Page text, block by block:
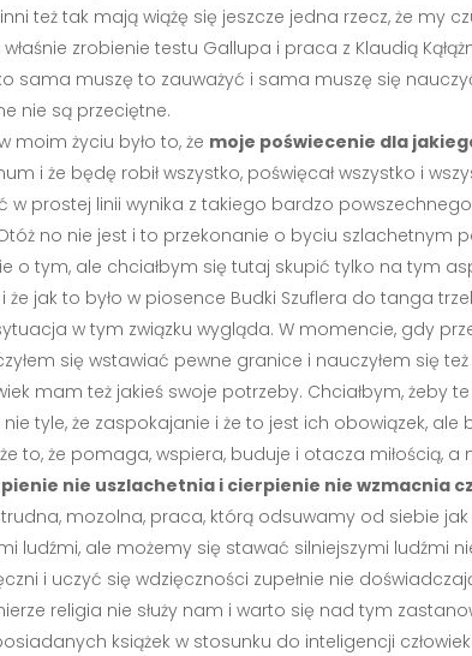
też tak mają wiążę się jeszcze jedna rzecz, że my
zrobienie testu Gallupa i praca z Klaudią
sama muszę to zauważyć i sama muszę się
nie są przeciętne.
moim życiu było to, że moje poświecenie dla
i że będę robił wszystko, poświęcał wszystko i
prostej linii wynika z takiego bardzo
no nie jest i to przekonanie o byciu szlachetnym
tym, ale chciałbym się tutaj skupić tylko na tym
jak to było w piosence Budki Szuflera do tanga
w tym związku wygląda. W momencie, gdy
się wstawiać pewne granice i nauczyłem się
mam też jakieś swoje potrzeby. Chciałbym, żeby
tyle, że zaspokajanie i że to jest ich obowiązek, ale
to, że pomaga, wspiera, buduje i otacza miłością, a
nie uszlachetnia i cierpienie nie wzmacnia
mozolna, praca, którą odsuwamy od siebie
ludźmi, ale możemy się stawać silniejszymi ludźmi
i uczyć się wdzięczności zupełnie nie
religia nie służy nam i warto się nad tym
książek w stosunku do inteligencji